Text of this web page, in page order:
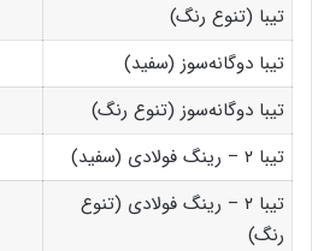
تیبا (تنوع رنگ)
تیبا دوگانه‌سوز (سفید)
تیبا دوگانه‌سوز (تنوع رنگ)
تیبا ۲ – رینگ فولادی (سفید)
تیبا ۲ – رینگ فولادی (تنوع
رنگ)